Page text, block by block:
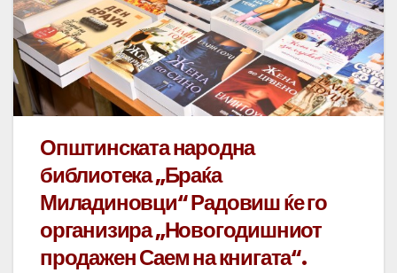
Општинската народна
библиотека „Браќа
Миладиновци“ Радовиш ќе го
организира „Новогодишниот
продажен Саем на книгата“.